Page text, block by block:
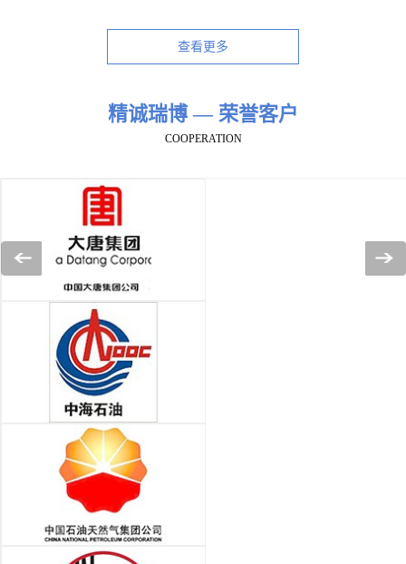
查看更多
精诚瑞博 — 荣誉客户
COOPERATION